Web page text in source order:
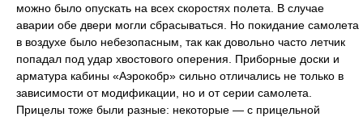
можно было опускать на всех скоростях полета. В случае
аварии обе двери могли сбрасываться. Но покидание самолета
в воздухе было небезопасным, так как довольно часто летчик
попадал под удар хвостового оперения. Приборные доски и
арматура кабины «Аэрокобр» сильно отличались не только в
зависимости от модификации, но и от серии самолета.
Прицелы тоже были разные: некоторые — с прицельной